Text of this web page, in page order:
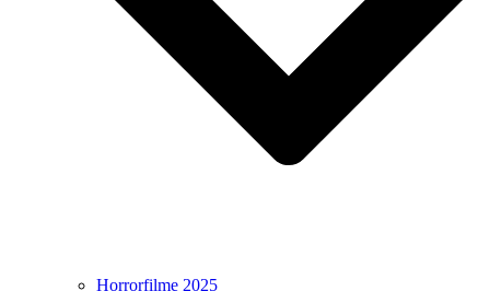
Horrorfilme 2025